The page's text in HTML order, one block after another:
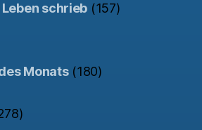
schrieb (157)
Monats(180)